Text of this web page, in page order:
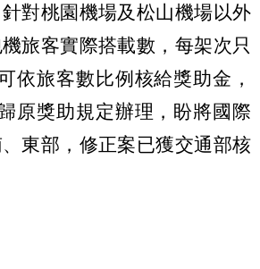
對桃園機場及松山機場以外
旅客實際搭載數，每架次只
依旅客數比例核給獎助金，
原獎助規定辦理，盼將國際
東部，修正案已獲交通部核